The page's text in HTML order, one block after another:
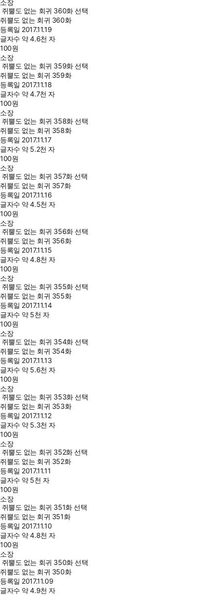
소장
쥐뿔도 없는 회귀 360화 선택
쥐뿔도 없는 회귀 360화
등록일 2017.11.19
글자수 약 4.6천 자
100원
소장
쥐뿔도 없는 회귀 359화 선택
쥐뿔도 없는 회귀 359화
등록일 2017.11.18
글자수 약 4.7천 자
100원
소장
쥐뿔도 없는 회귀 358화 선택
쥐뿔도 없는 회귀 358화
등록일 2017.11.17
글자수 약 5.2천 자
100원
소장
쥐뿔도 없는 회귀 357화 선택
쥐뿔도 없는 회귀 357화
등록일 2017.11.16
글자수 약 4.5천 자
100원
소장
쥐뿔도 없는 회귀 356화 선택
쥐뿔도 없는 회귀 356화
등록일 2017.11.15
글자수 약 4.8천 자
100원
소장
쥐뿔도 없는 회귀 355화 선택
쥐뿔도 없는 회귀 355화
등록일 2017.11.14
글자수 약 5천 자
100원
소장
쥐뿔도 없는 회귀 354화 선택
쥐뿔도 없는 회귀 354화
등록일 2017.11.13
글자수 약 5.6천 자
100원
소장
쥐뿔도 없는 회귀 353화 선택
쥐뿔도 없는 회귀 353화
등록일 2017.11.12
글자수 약 5.3천 자
100원
소장
쥐뿔도 없는 회귀 352화 선택
쥐뿔도 없는 회귀 352화
등록일 2017.11.11
글자수 약 5천 자
100원
소장
쥐뿔도 없는 회귀 351화 선택
쥐뿔도 없는 회귀 351화
등록일 2017.11.10
글자수 약 4.8천 자
100원
소장
쥐뿔도 없는 회귀 350화 선택
쥐뿔도 없는 회귀 350화
등록일 2017.11.09
글자수 약 4.9천 자